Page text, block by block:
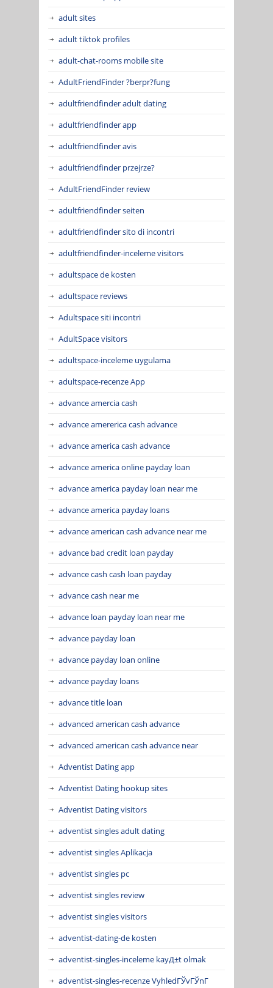
adult sites
adult tiktok profiles
adult-chat-rooms mobile site
AdultFriendFinder ?berpr?fung
adultfriendfinder adult dating
adultfriendfinder app
adultfriendfinder avis
adultfriendfinder przejrze?
AdultFriendFinder review
adultfriendfinder seiten
adultfriendfinder sito di incontri
adultfriendfinder-inceleme visitors
adultspace de kosten
adultspace reviews
Adultspace siti incontri
AdultSpace visitors
adultspace-inceleme uygulama
adultspace-recenze App
advance amercia cash
advance amererica cash advance
advance america cash advance
advance america online payday loan
advance america payday loan near me
advance america payday loans
advance american cash advance near me
advance bad credit loan payday
advance cash cash loan payday
advance cash near me
advance loan payday loan near me
advance payday loan
advance payday loan online
advance payday loans
advance title loan
advanced american cash advance
advanced american cash advance near
Adventist Dating app
Adventist Dating hookup sites
Adventist Dating visitors
adventist singles adult dating
adventist singles Aplikacja
adventist singles pc
adventist singles review
adventist singles visitors
adventist-dating-de kosten
adventist-singles-inceleme kayД±t olmak
adventist-singles-recenze VyhledГЎvГЎnГ­